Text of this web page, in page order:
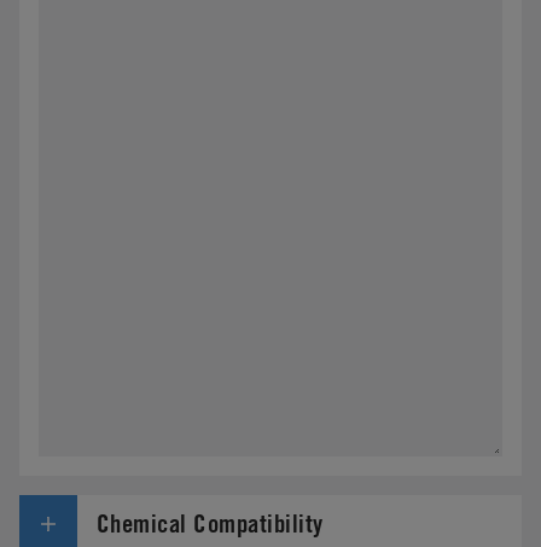
Chemical Compatibility